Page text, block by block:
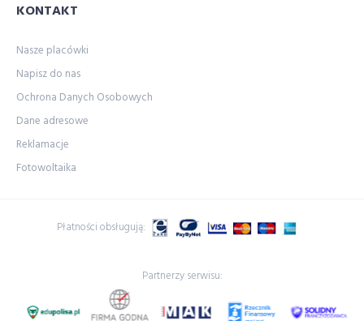
KONTAKT
Nasze placówki
Napisz do nas
Ochrona Danych Osobowych
Dane adresowe
Reklamacje
Fotowoltaika
Płatności obsługują:
Partnerzy serwisu: